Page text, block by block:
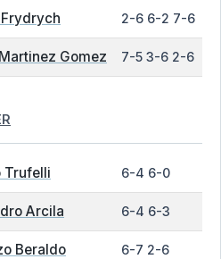
2-6 6-2 7-6
Gomez 7-5 3-6 2-6
Trufelli 6-4 6-0
Arcila 6-4 6-3
Beraldo 6-7 2-6